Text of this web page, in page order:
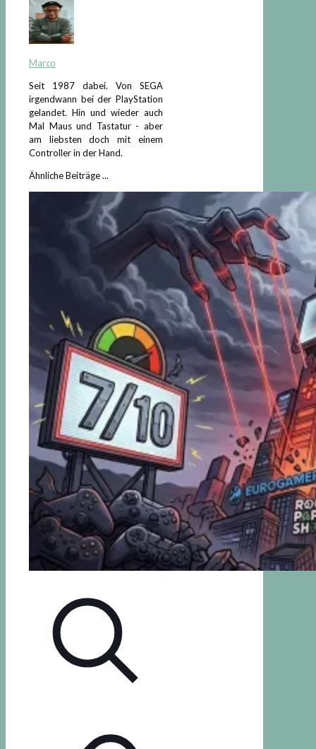
Marco
Seit 1987 dabei. Von SEGA
irgendwann bei der PlayStation
gelandet. Hin und wieder auch
Mal Maus und Tastatur - aber
am liebsten doch mit einem
Controller in der Hand.
Ähnliche Beiträge ...